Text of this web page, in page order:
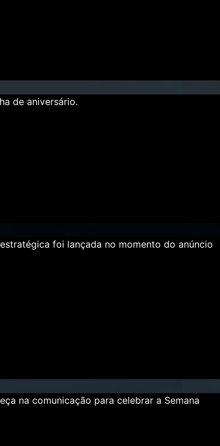
de aniversário.
foi lançada no momento do anúncio
na comunicação para celebrar a Semana